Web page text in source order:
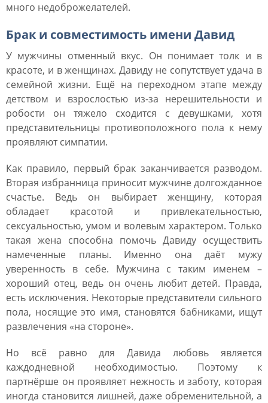
много недоброжелателей.
Брак и совместимость имени Давид
У мужчины отменный вкус. Он понимает толк и в
красоте, и в женщинах. Давиду не сопутствует удача в
семейной жизни. Ещё на переходном этапе между
детством и взрослостью из-за нерешительности и
робости он тяжело сходится с девушками, хотя
представительницы противоположного пола к нему
проявляют симпатии.
Как правило, первый брак заканчивается разводом.
Вторая избранница приносит мужчине долгожданное
счастье. Ведь он выбирает женщину, которая
обладает красотой и привлекательностью,
сексуальностью, умом и волевым характером. Только
такая жена способна помочь Давиду осуществить
намеченные планы. Именно она
даёт мужу
уверенность в себе. Мужчина с таким именем –
хороший отец, ведь он очень любит детей. Правда,
есть исключения. Некоторые представители сильного
пола, носящие это имя, становятся бабниками, ищут
развлечения «на стороне».
Но всё равно для Давида любовь является
каждодневной необходимостью. Поэтому к
партнёрше он проявляет нежность и заботу, которая
иногда становится лишней, даже обременительной, а